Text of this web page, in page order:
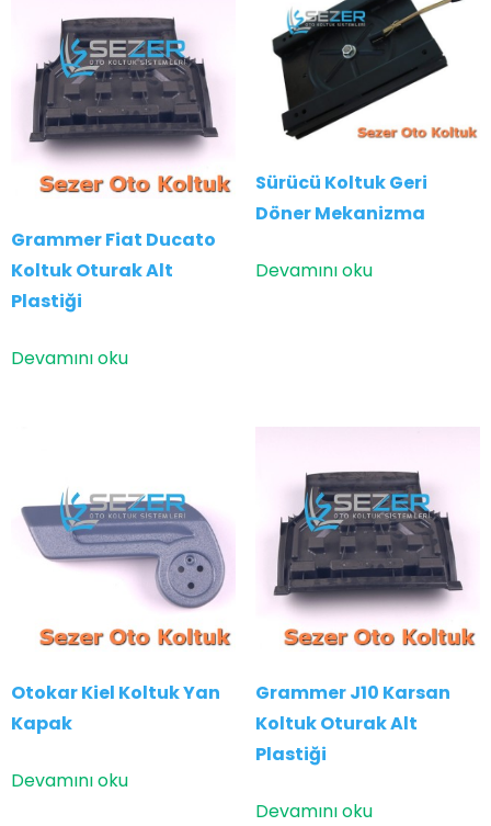
Grammer Fiat Ducato
Koltuk Oturak Alt
Plastiği
Devamını oku
Sürücü Koltuk Geri
Döner Mekanizma
Devamını oku
Otokar Kiel Koltuk Yan
Kapak
Devamını oku
Grammer J10 Karsan
Koltuk Oturak Alt
Plastiği
Devamını oku